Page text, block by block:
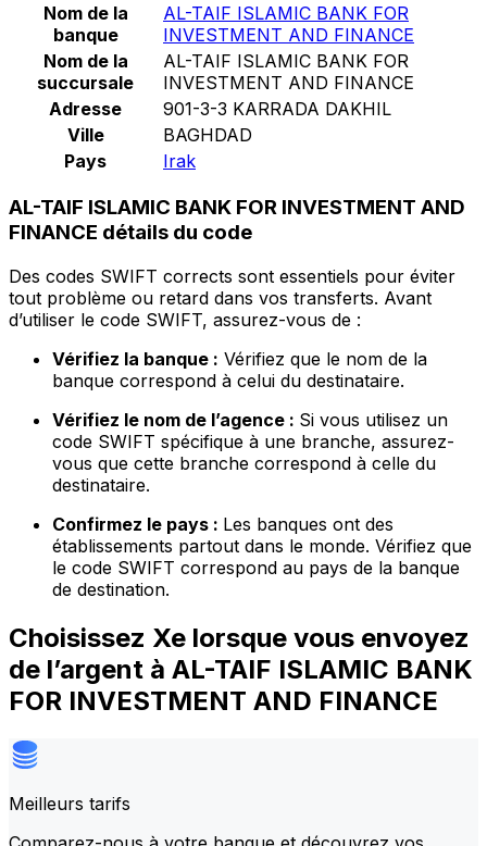
Nom de la
banque
AL-TAIF ISLAMIC BANK FOR
INVESTMENT AND FINANCE
Nom de la
succursale
AL-TAIF ISLAMIC BANK FOR
INVESTMENT AND FINANCE
Adresse
901-3-3 KARRADA DAKHIL
Ville
BAGHDAD
Pays
Irak
AL-TAIF ISLAMIC BANK FOR INVESTMENT AND
FINANCE détails du code
Des codes SWIFT corrects sont essentiels pour éviter
tout problème ou retard dans vos transferts. Avant
d’utiliser le code SWIFT, assurez-vous de :
Vérifiez la banque : Vérifiez que le nom de la
banque correspond à celui du destinataire.
Vérifiez le nom de l’agence : Si vous utilisez un
code SWIFT spécifique à une branche, assurez-
vous que cette branche correspond à celle du
destinataire.
Confirmez le pays : Les banques ont des
établissements partout dans le monde. Vérifiez que
le code SWIFT correspond au pays de la banque
de destination.
Choisissez Xe lorsque vous envoyez
de l’argent à AL-TAIF ISLAMIC BANK
FOR INVESTMENT AND FINANCE
Meilleurs tarifs